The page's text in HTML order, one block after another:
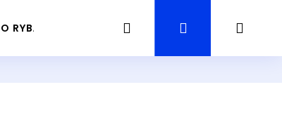
RYBÁŘE PRŮVODCE / GUIDING RYBAŘENÍ
Hledat Přihlášení